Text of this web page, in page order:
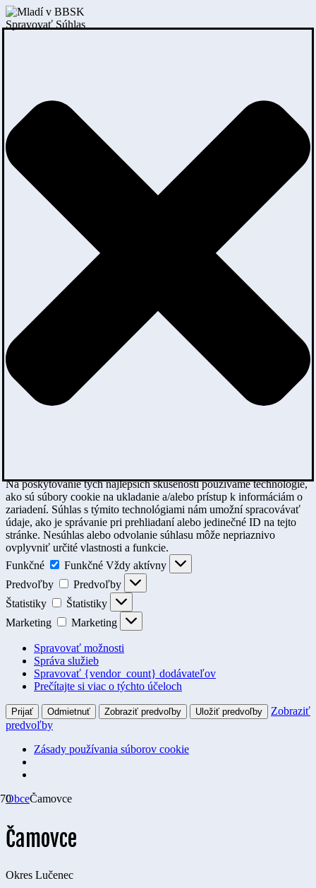
Spravovať Súhlas
Na poskytovanie tých najlepších skúseností používame technológie,
ako sú súbory cookie na ukladanie a/alebo prístup k informáciám o
zariadení. Súhlas s týmito technológiami nám umožní spracovávať
údaje, ako je správanie pri prehliadaní alebo jedinečné ID na tejto
stránke. Nesúhlas alebo odvolanie súhlasu môže nepriaznivo
ovplyvniť určité vlastnosti a funkcie.
Funkčné
Funkčné Vždy aktívny
Predvoľby
Predvoľby
Štatistiky
Štatistiky
Marketing
Marketing
Spravovať možnosti
Správa služieb
Spravovať {vendor_count} dodávateľov
Prečítajte si viac o týchto účeloch
Prijať Odmietnuť Zobraziť predvoľby Uložiť predvoľby
Zobraziť
predvoľby
Zásady používania súborov cookie
ObceČamovce
Čamovce
Okres Lučenec